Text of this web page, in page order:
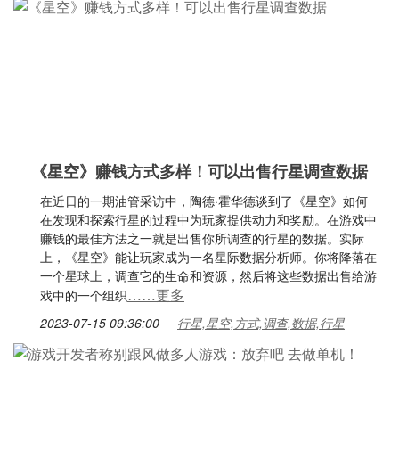
《星空》赚钱方式多样！可以出售行星调查数据
在近日的一期油管采访中，陶德·霍华德谈到了《星空》如何
在发现和探索行星的过程中为玩家提供动力和奖励。在游戏中
赚钱的最佳方法之一就是出售你所调查的行星的数据。实际
上，《星空》能让玩家成为一名星际数据分析师。你将降落在
一个星球上，调查它的生命和资源，然后将这些数据出售给游
戏中的一个组织……更多
2023-07-15 09:36:00 行星,星空,方式,调查,数据,行星